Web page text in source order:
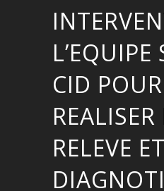
L’EQUIPE
CID POUR
REALISER
RELEVE ET